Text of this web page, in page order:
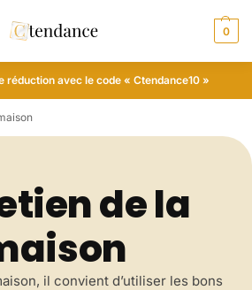
0
réduction avec le code « Ctendance10 »
de la
il convient d’utiliser les bons